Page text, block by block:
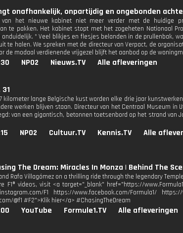
onafhankelijk, onpartijdig en ongebonden
van het nieuwe kabinet niet meer verder met de huidige
te pakken. Het kabinet stopt met het zogeheten Nationaal
* Veel blikjes en flesjes belanden in de prullenbak,
te halen. We spreken met de directeur van Verpact, de
de modaal verdienende vrijgezel blijft het aanbod op de
NPO2 Nieuws.TV Alle afleveringen
kilometer lange Belgische kust worden elke drie jaar
werken blijven staan. Directeur van het Centraal Museum in
van een gigantisch, betonnen toetsenbord op het strand van
NPO2 Cultuur.TV Kennis.TV Alle
The Dream: Miracles In Monza | Behind The
Rafa Villagómez on a thrilling ride through the legendary
F1® videos, visit <a target="_blank" href="https://
F1 https://www.facebook.com/Formula1/
@f1 #F2">Klik hier</a> #ChasingTheDream
YouTube Formule1.TV Alle afleveringen